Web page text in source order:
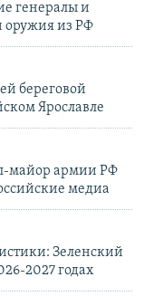
генералы и
оружия из РФ
береговой
Ярославле
майор армии РФ
медиа
Зеленский
2027 годах